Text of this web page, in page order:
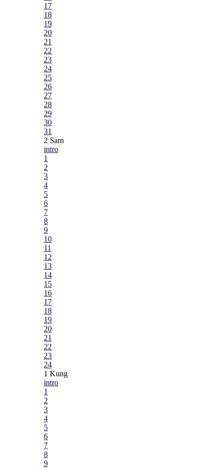
17
18
19
20
21
22
23
24
25
26
27
28
29
30
31
2 Sam
intro
1
2
3
4
5
6
7
8
9
10
11
12
13
14
15
16
17
18
19
20
21
22
23
24
1 Kung
intro
1
2
3
4
5
6
7
8
9